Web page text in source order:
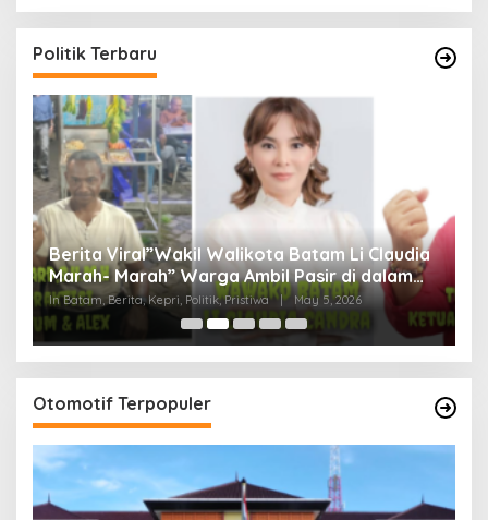
Politik Terbaru
Berita Viral”Wakil Walikota Batam Li Claudia
Marah- Marah” Warga Ambil Pasir di dalam
Parit, Dinilai Rusak Harkat Martabat dan Lukai
Perasaan Warga
In Batam, Berita, Kepri, Politik, Pristiwa | May 5, 2026
Otomotif Terpopuler